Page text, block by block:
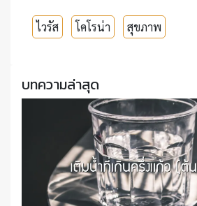
ไวรัส โคโรน่า สุขภาพ
บทความล่าสุด